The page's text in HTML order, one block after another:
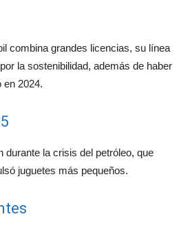
combina grandes licencias, su línea
la sostenibilidad, además de haber
en 2024.
durante la crisis del petróleo, que
juguetes más pequeños.